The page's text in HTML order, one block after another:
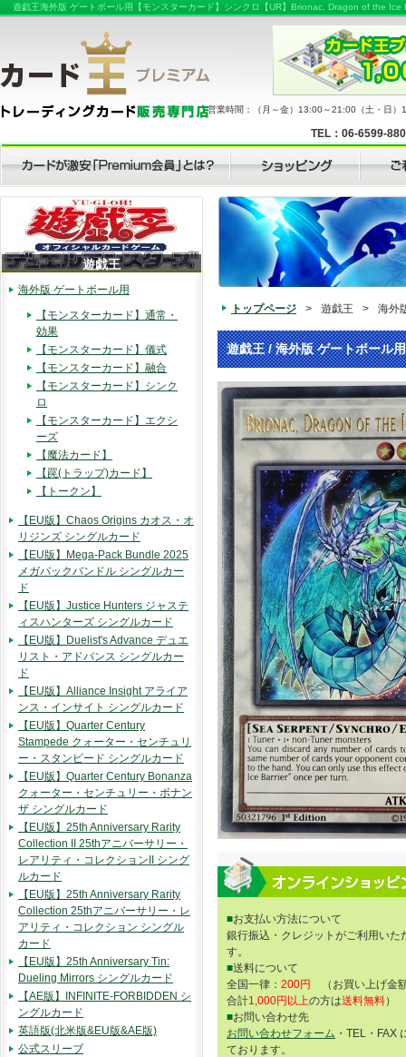
遊戯王海外版 ゲートボール用【モンスターカード】シンクロ【UR】Brionac, Dragon of the
営業時間：（月～金）13:00～21:00（土・日
TEL：06-6599-
トップページ > 遊戯王 > 海外
遊戯王 / 海外版 ゲートボール
■お支払い方法について
銀行振込・クレジットがご利用いた
す。
■送料について
全国一律： 200円
（お買い上げ金
合計1,000円以上の方は送料無料）
■お問い合わせ先
お問い合わせフォーム ・TEL・FAX
ております。
遊戯王
海外版 ゲートボール用
【モンスターカード】通常・
効果
【モンスターカード】儀式
【モンスターカード】融合
【モンスターカード】シンク
ロ
【モンスターカード】エクシ
ーズ
【魔法カード】
【罠(トラップ)カード】
【トークン】
【EU版】Chaos Origins カオス・オ
リジンズ シングルカード
【EU版】Mega-Pack Bundle 2025
メガパックバンドル シングルカー
ド
【EU版】Justice Hunters ジャステ
ィスハンターズ シングルカード
【EU版】Duelist's Advance デュエ
リスト・アドバンス シングルカー
ド
【EU版】Alliance Insight アライア
ンス・インサイト シングルカード
【EU版】Quarter Century
Stampede クォーター・センチュリ
ー・スタンピード シングルカード
【EU版】Quarter Century Bonanza
クォーター・センチュリー・ボナン
ザ シングルカード
【EU版】25th Anniversary Rarity
Collection II 25thアニバーサリー・
レアリティ・コレクションII シング
ルカード
【EU版】25th Anniversary Rarity
Collection 25thアニバーサリー・レ
アリティ・コレクション シングル
カード
【EU版】25th Anniversary Tin:
Dueling Mirrors シングルカード
【AE版】INFINITE-FORBIDDEN シ
ングルカード
英語版(北米版&EU版&AE版)
公式スリーブ